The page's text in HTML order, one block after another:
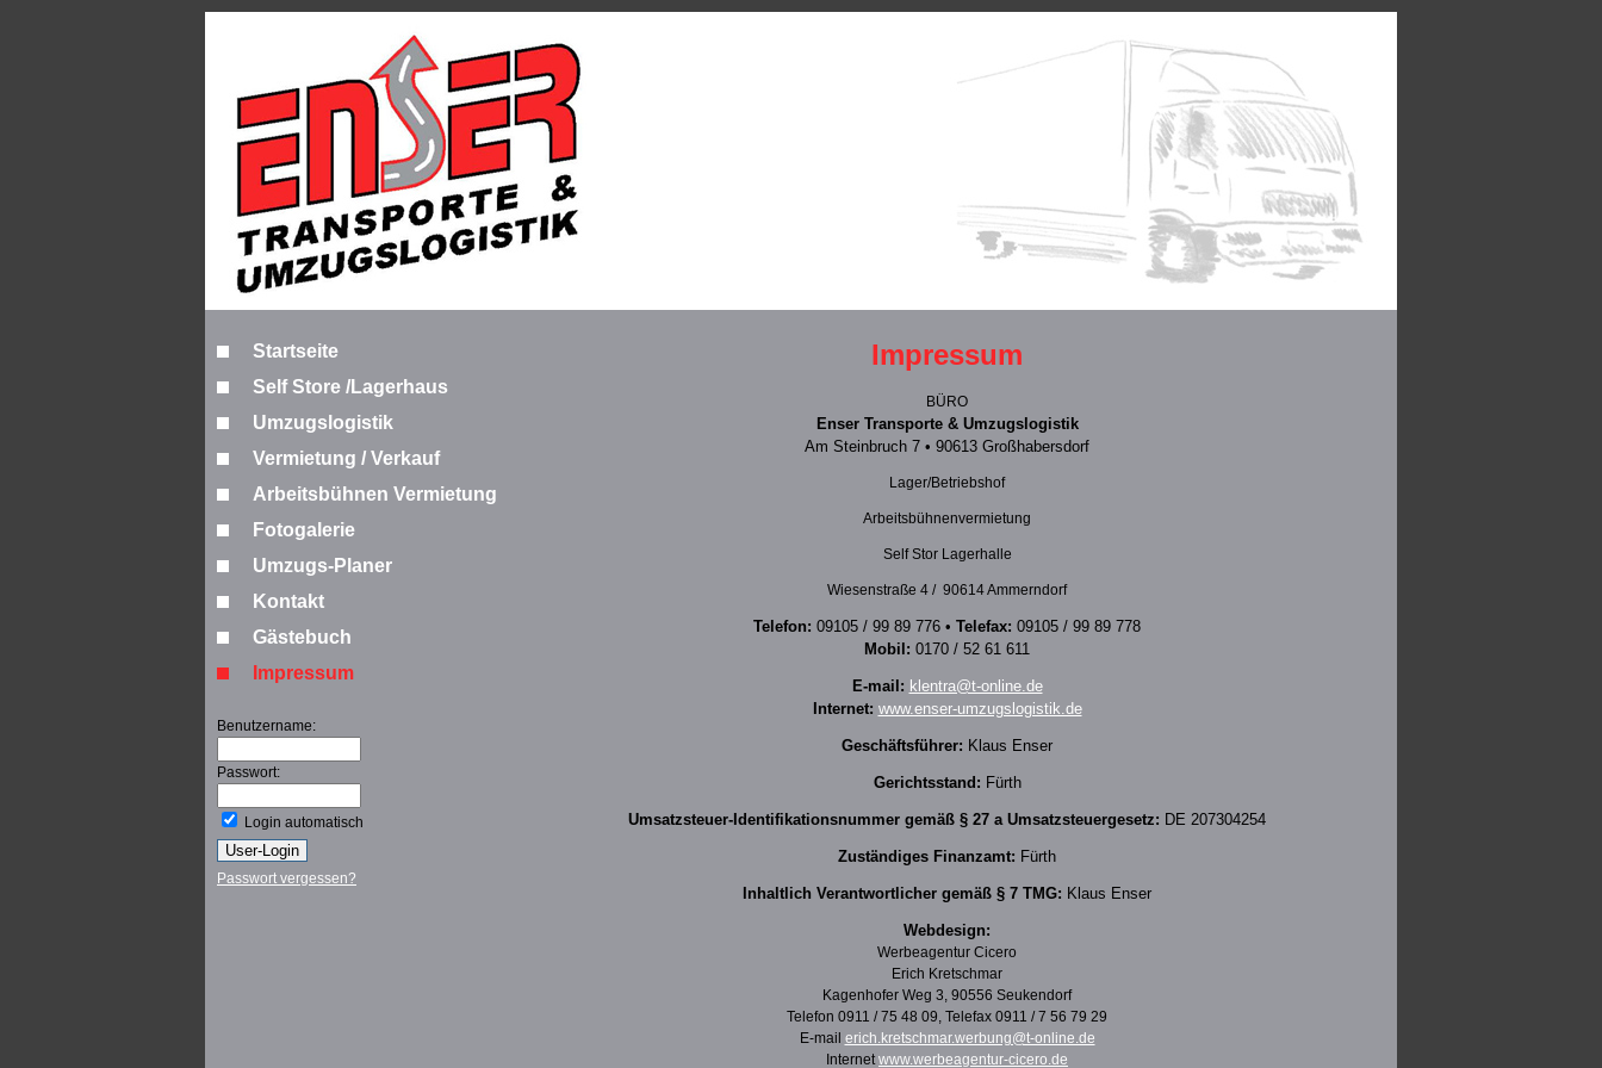
Startseite
Self Store /Lagerhaus
Umzugslogistik
Vermietung / Verkauf
Arbeitsbühnen Vermietung
Fotogalerie
Umzugs-Planer
Kontakt
Gästebuch
Impressum
Benutzername:
Passwort:
Login automatisch
Passwort vergessen?
Impressum
BÜRO
Enser Transporte & Umzugslogistik
Am Steinbruch 7 • 90613 Großhabersdorf
Lager/Betriebshof
Arbeitsbühnenvermietung
Self Stor Lagerhalle
Wiesenstraße 4 / 90614 Ammerndorf
Telefon: 09105 / 99 89 776 • Telefax: 09105 / 99 89 778
Mobil: 0170 / 52 61 611
E-mail: klentra@t-online.de
Internet: www.enser-umzugslogistik.de
Geschäftsführer: Klaus Enser
Gerichtsstand: Fürth
Umsatzsteuer-Identifikationsnummer gemäß § 27 a Umsatzsteuergesetz: DE 207304254
Zuständiges Finanzamt: Fürth
Inhaltlich Verantwortlicher gemäß § 7 TMG: Klaus Enser
Webdesign:
Werbeagentur Cicero
Erich Kretschmar
Kagenhofer Weg 3, 90556 Seukendorf
Telefon 0911 / 75 48 09, Telefax 0911 / 7 56 79 29
E-mail erich.kretschmar.werbung@t-online.de
Internetwww.werbeagentur-cicero.de